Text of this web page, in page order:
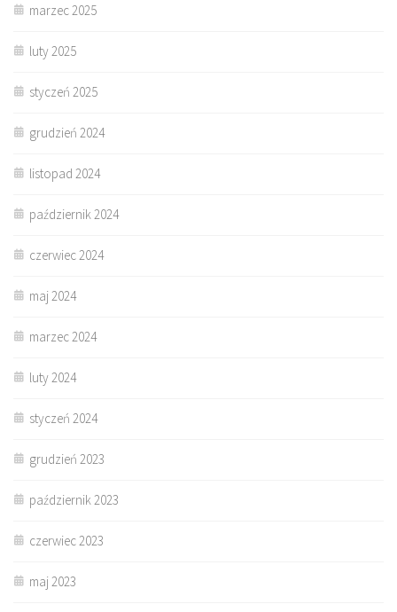
marzec 2025
luty 2025
styczeń 2025
grudzień 2024
listopad 2024
październik 2024
czerwiec 2024
maj 2024
marzec 2024
luty 2024
styczeń 2024
grudzień 2023
październik 2023
czerwiec 2023
maj 2023